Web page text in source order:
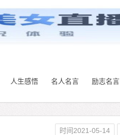
人生感悟 名人名言 励志名言
时间2021-05-14